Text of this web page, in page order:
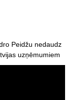
Peidžu nedaudz
uzņēmumiem